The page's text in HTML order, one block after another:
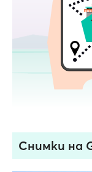
Снимки на